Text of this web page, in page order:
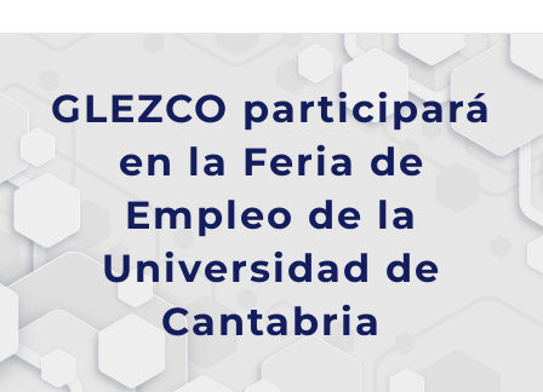
GLEZCO participará
en la Feria de
Empleo de la
Universidad de
Cantabria